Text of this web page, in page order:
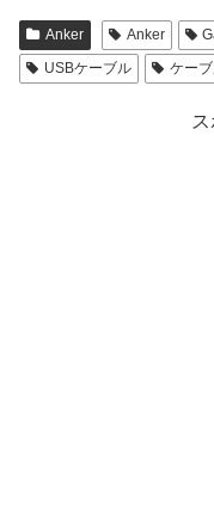
Anker Anker
USBケーブル
ケー